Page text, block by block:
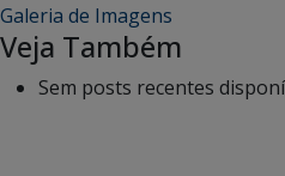
Galeria de Imagens
Veja Também
Sem posts recentes